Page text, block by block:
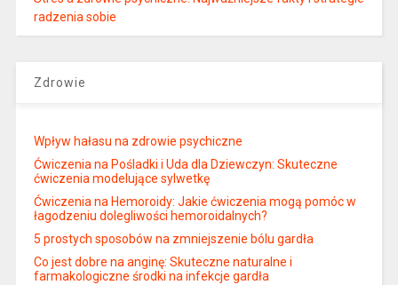
radzenia sobie
Zdrowie
Wpływ hałasu na zdrowie psychiczne
Ćwiczenia na Pośladki i Uda dla Dziewczyn: Skuteczne
ćwiczenia modelujące sylwetkę
Ćwiczenia na Hemoroidy: Jakie ćwiczenia mogą pomóc w
łagodzeniu dolegliwości hemoroidalnych?
5 prostych sposobów na zmniejszenie bólu gardła
Co jest dobre na anginę: Skuteczne naturalne i
farmakologiczne środki na infekcje gardła